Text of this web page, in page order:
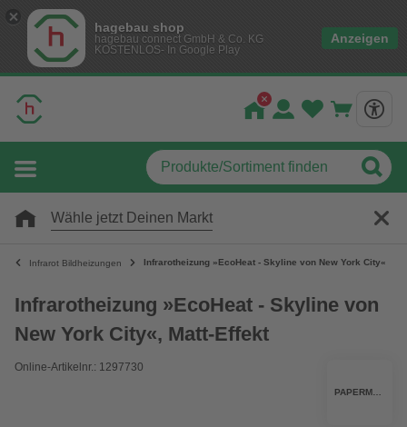
hagebau shop
hagebau connect GmbH & Co. KG
KOSTENLOS- In Google Play
Anzeigen
Wähle jetzt Deinen Markt
Infrarot Bildheizungen Infrarotheizung »EcoHeat - Skyline von New York City«,
Infrarotheizung »EcoHeat - Skyline von
New York City«, Matt-Effekt
Online-Artikelnr.: 1297730